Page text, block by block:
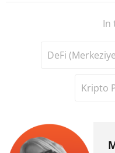
In
DeFi
Kripto